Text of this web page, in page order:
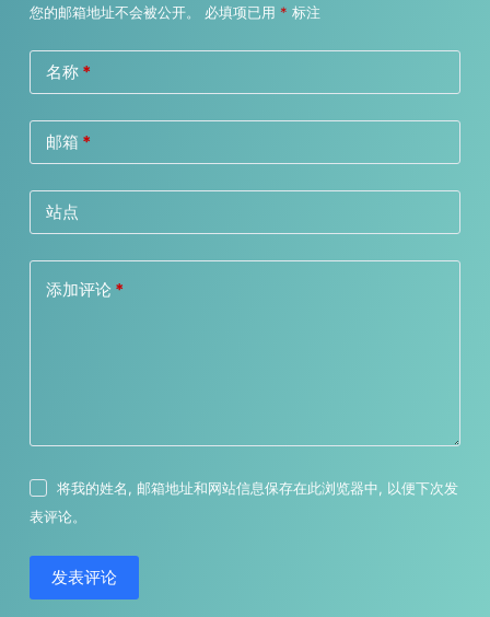
您的邮箱地址不会被公开。 必填项已用 * 标注
名称*
邮箱 *
站点
添加评论 *
将我的姓名, 邮箱地址和网站信息保存在此浏览器中, 以便下次发
表评论。
发表评论